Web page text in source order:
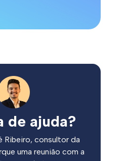
de ajuda?
Ribeiro, consultor da
uma reunião com a